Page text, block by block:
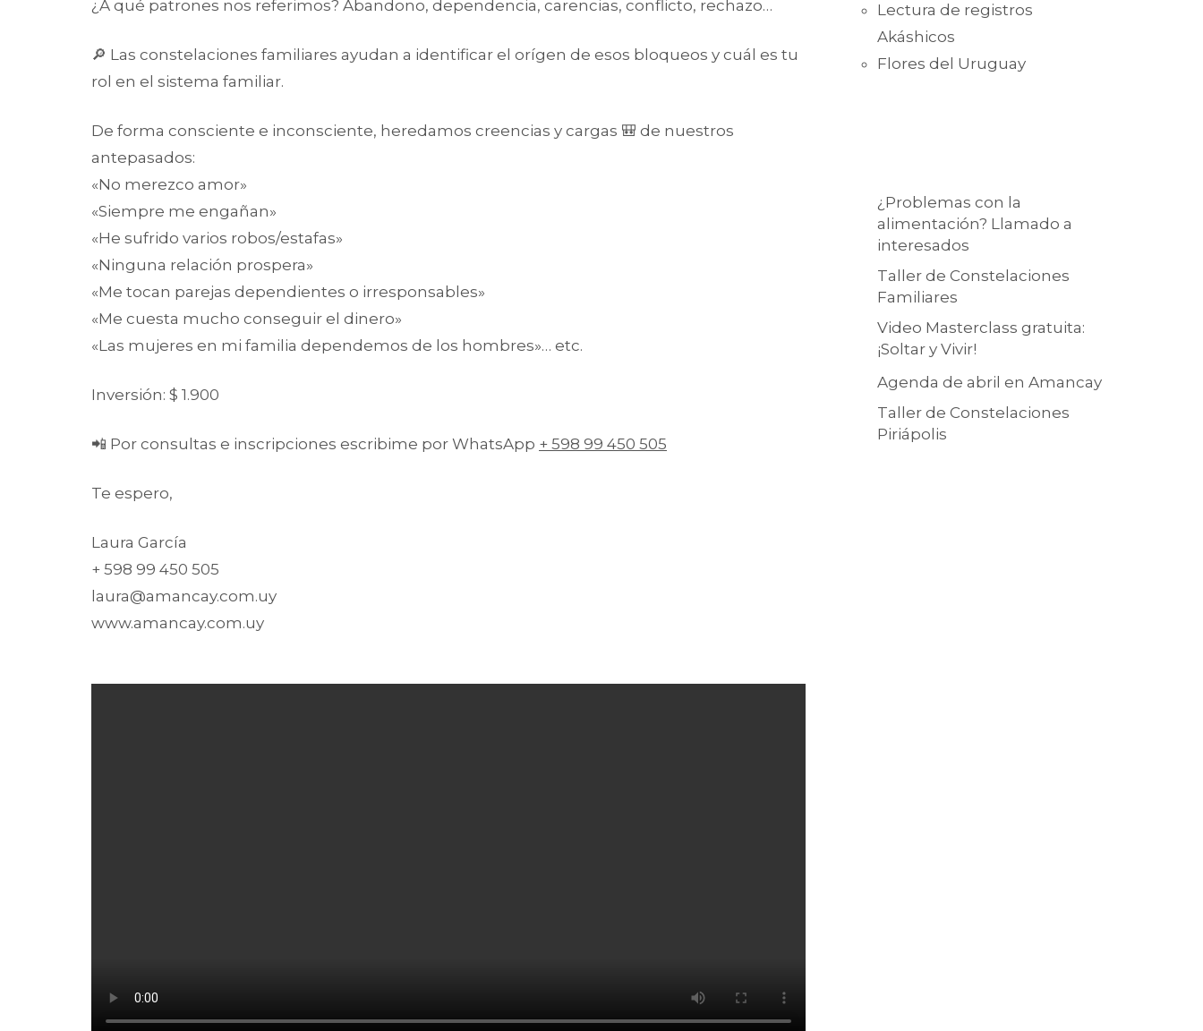
¿A qué patrones nos referimos? Abandono, dependencia, carencias, conflicto, rechazo…
🔎 Las constelaciones familiares ayudan a identificar el orígen de esos bloqueos y cuál es tu
rol en el sistema familiar.
De forma consciente e inconsciente, heredamos creencias y cargas 🎒 de nuestros
antepasados:
«No merezco amor»
«Siempre me engañan»
«He sufrido varios robos/estafas»
«Ninguna relación prospera»
«Me tocan parejas dependientes o irresponsables»
«Me cuesta mucho conseguir el dinero»
«Las mujeres en mi familia dependemos de los hombres»… etc.
Inversión: $ 1.900
📲 Por consultas e inscripciones escribime por WhatsApp + 598 99 450 505
Te espero,
Laura García
+ 598 99 450 505
laura@amancay.com.uy
www.amancay.com.uy
Lectura de registros
Akáshicos
Flores del Uruguay
¿Problemas con la
alimentación? Llamado a
interesados
Taller de Constelaciones
Familiares
Video Masterclass gratuita:
¡Soltar y Vivir!
Agenda de abril en Amancay
Taller de Constelaciones
Piriápolis